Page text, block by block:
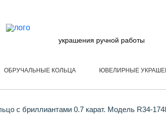
украшения ручной работы
ОБРУЧАЛЬНЫЕ КОЛЬЦА ЮВЕЛИРНЫЕ
с бриллиантами 0.7 карат. Модель R34-